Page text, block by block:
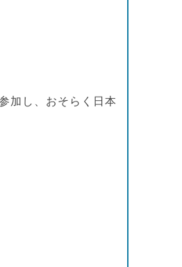
加し、おそらく日本